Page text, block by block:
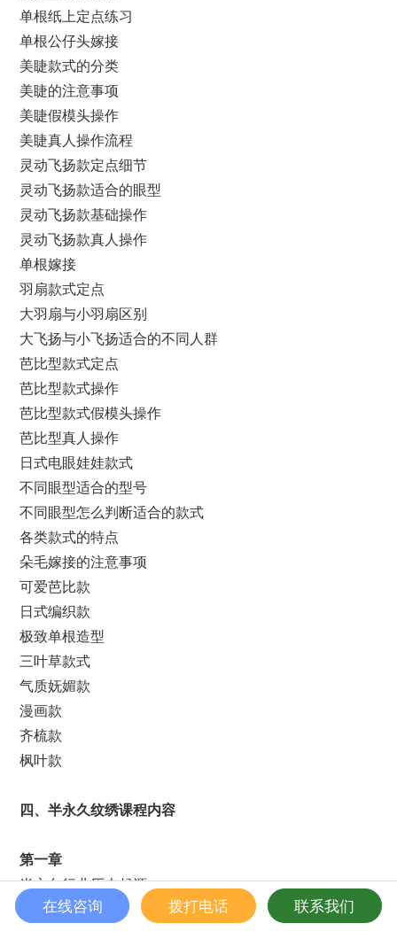
单根纸上定点练习
单根公仔头嫁接
美睫款式的分类
美睫的注意事项
美睫假模头操作
美睫真人操作流程
灵动飞扬款定点细节
灵动飞扬款适合的眼型
灵动飞扬款基础操作
灵动飞扬款真人操作
单根嫁接
羽扇款式定点
大羽扇与小羽扇区别
大飞扬与小飞扬适合的不同人群
芭比型款式定点
芭比型款式操作
芭比型款式假模头操作
芭比型真人操作
日式电眼娃娃款式
不同眼型适合的型号
不同眼型怎么判断适合的款式
各类款式的特点
朵毛嫁接的注意事项
可爱芭比款
日式编织款
极致单根造型
三叶草款式
气质妩媚款
漫画款
齐梳款
枫叶款
四、半永久纹绣课程内容
第一章
半永久行业历史起源
半永久市场发展趋势
在线咨询 拨打电话 联系我们